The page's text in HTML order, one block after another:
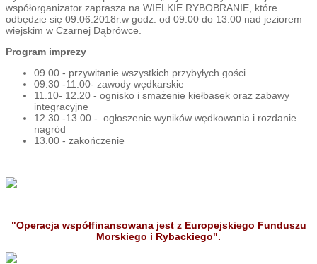
współorganizator zaprasza na WIELKIE RYBOBRANIE, które
odbędzie się 09.06.2018r.w godz. od 09.00 do 13.00 nad jeziorem
wiejskim w Czarnej Dąbrówce.
Program imprezy
09.00 - przywitanie wszystkich przybyłych gości
09.30 -11.00- zawody wędkarskie
11.10- 12.20 - ognisko i smażenie kiełbasek oraz zabawy
integracyjne
12.30 -13.00 - ogłoszenie wyników wędkowania i rozdanie
nagród
13.00 - zakończenie
"Operacja współfinansowana jest z Europejskiego Funduszu
Morskiego i Rybackiego".